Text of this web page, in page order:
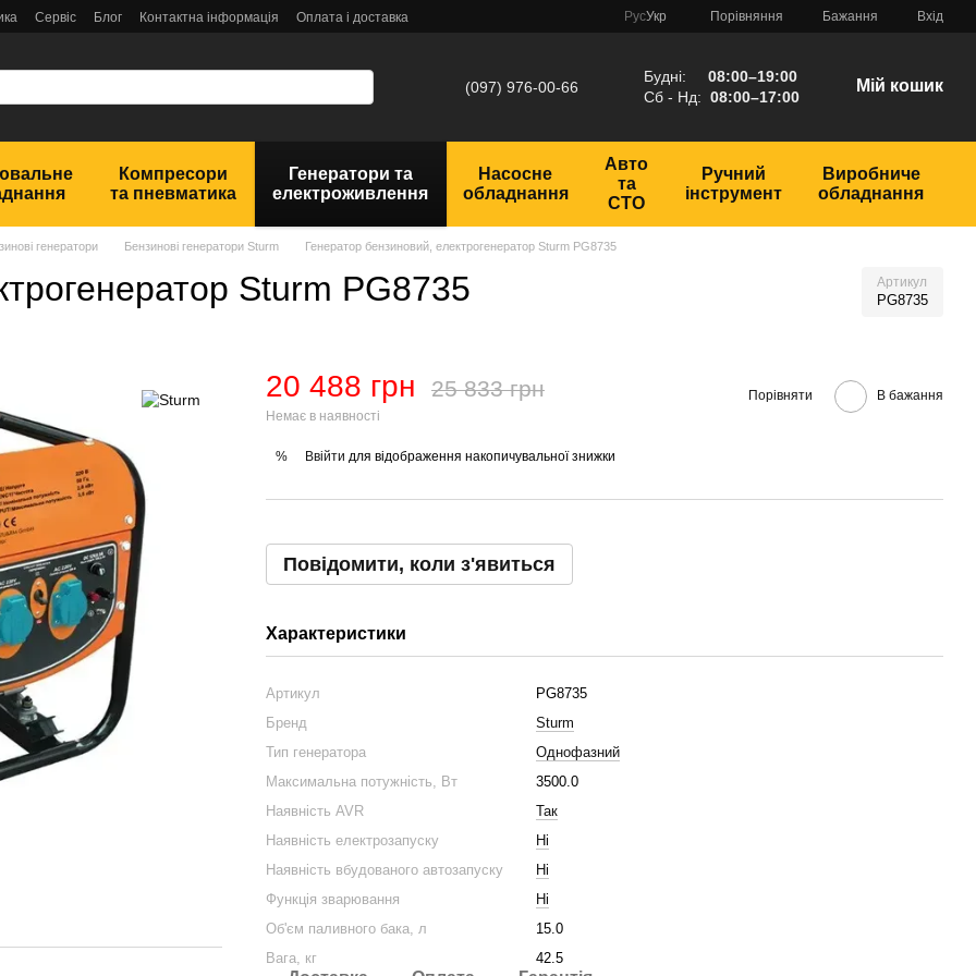
Сервіс Блог Контактна інформація
Оплата і доставка
РусУкр Порівняння Бажання Вхід
(097) 976-00-66
Будні: 08:00–19:00
Сб - Нд: 08:00–17:00
Мій кошик
Компресори
та пневматика
Генератори та
електроживлення
Насосне
обладнання
Авто
та
СТО
Ручний
інструмент
Виробниче
обладнання
генератори Бензинові генератори Sturm Генератор бензиновий, електрогенератор Sturm PG8735
Sturm PG8735 Артикул
PG8735
20 488 грн 25 833 грн
Немає в наявності
Порівняти В бажання
% Ввійти для відображення накопичувальної знижки
Повідомити, коли з'явиться
Характеристики
Артикул
PG8735
Бренд
Sturm
Тип генератора
Однофазний
Максимальна потужність, Вт
3500.0
Наявність AVR
Так
Наявність електрозапуску
Ні
Наявність вбудованого автозапуску
Ні
Функція зварювання
Ні
Об'єм паливного бака, л
15.0
Вага, кг
42.5